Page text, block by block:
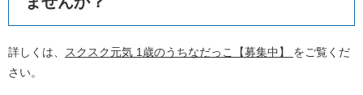
詳しくは、 スクスク元気 1歳のうちなだっこ【募集中】 をご覧くだ
さい。